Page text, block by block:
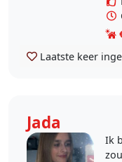
Laatste keer
Jada
Ik